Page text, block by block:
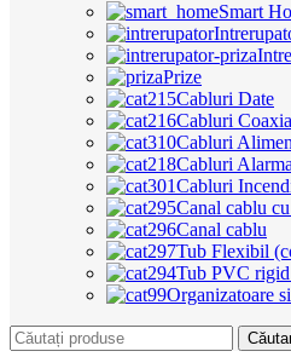
Smart
Prize
Cabluri Date
Cabluri
Cabluri
Cabluri Alarma
Cabluri
Canal cablu
Canal cablu
Tub Flexibil
Tub PVC rigid
Organizatoare